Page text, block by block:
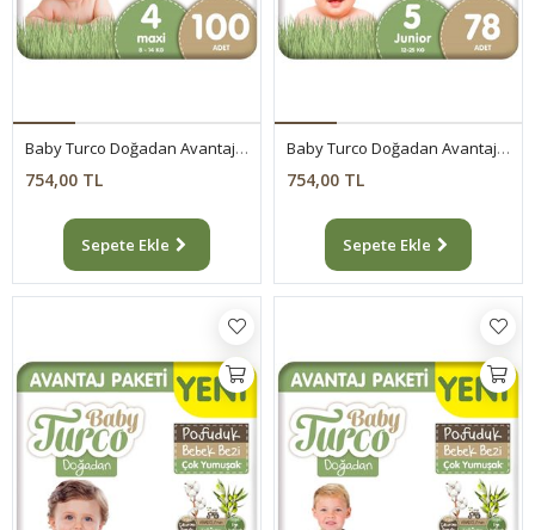
Baby Turco Doğadan Avantaj Paketi Pofuduk Bebek Bezi 4 Numara Maxi 100 Adet
754,00 TL
Sepete Ekle
Baby Turco Doğadan Avantaj Paketi Pofuduk Bebek Bezi 5 Numara Junior 78 Adet
754,00 TL
Sepete Ekle